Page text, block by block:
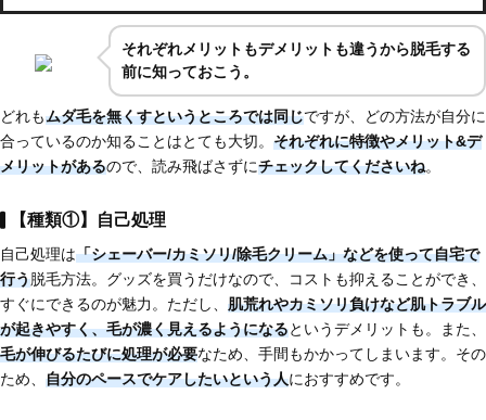
それぞれメリットもデメリットも違うから脱毛する
前に知っておこう。
どれもムダ毛を無くすというところでは同じですが、どの方法が自分に
合っているのか知ることはとても大切。 それぞれに特徴やメリット&デ
メリットがあるので、読み飛ばさずにチェックしてくださいね。
【種類①】自己処理
自己処理は「シェーバー/カミソリ/除毛クリーム」などを使って自宅で
行う脱毛方法。グッズを買うだけなので、コストも抑えることができ、
すぐにできるのが魅力。ただし、 肌荒れやカミソリ負けなど肌トラブル
が起きやすく、毛が濃く見えるようになるというデメリットも。また、
毛が伸びるたびに処理が必要なため、手間もかかってしまいます。その
ため、 自分のペースでケアしたいという人におすすめです。